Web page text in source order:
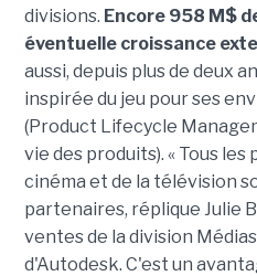
divisions. Encore 958 M$
éventuelle croissance
aussi, depuis plus de deux
inspirée du jeu pour ses
(Product Lifecycle
vie des produits). « Tous les
cinéma et de la télévision
partenaires, réplique Julie
ventes de la division
d'Autodesk. C'est un